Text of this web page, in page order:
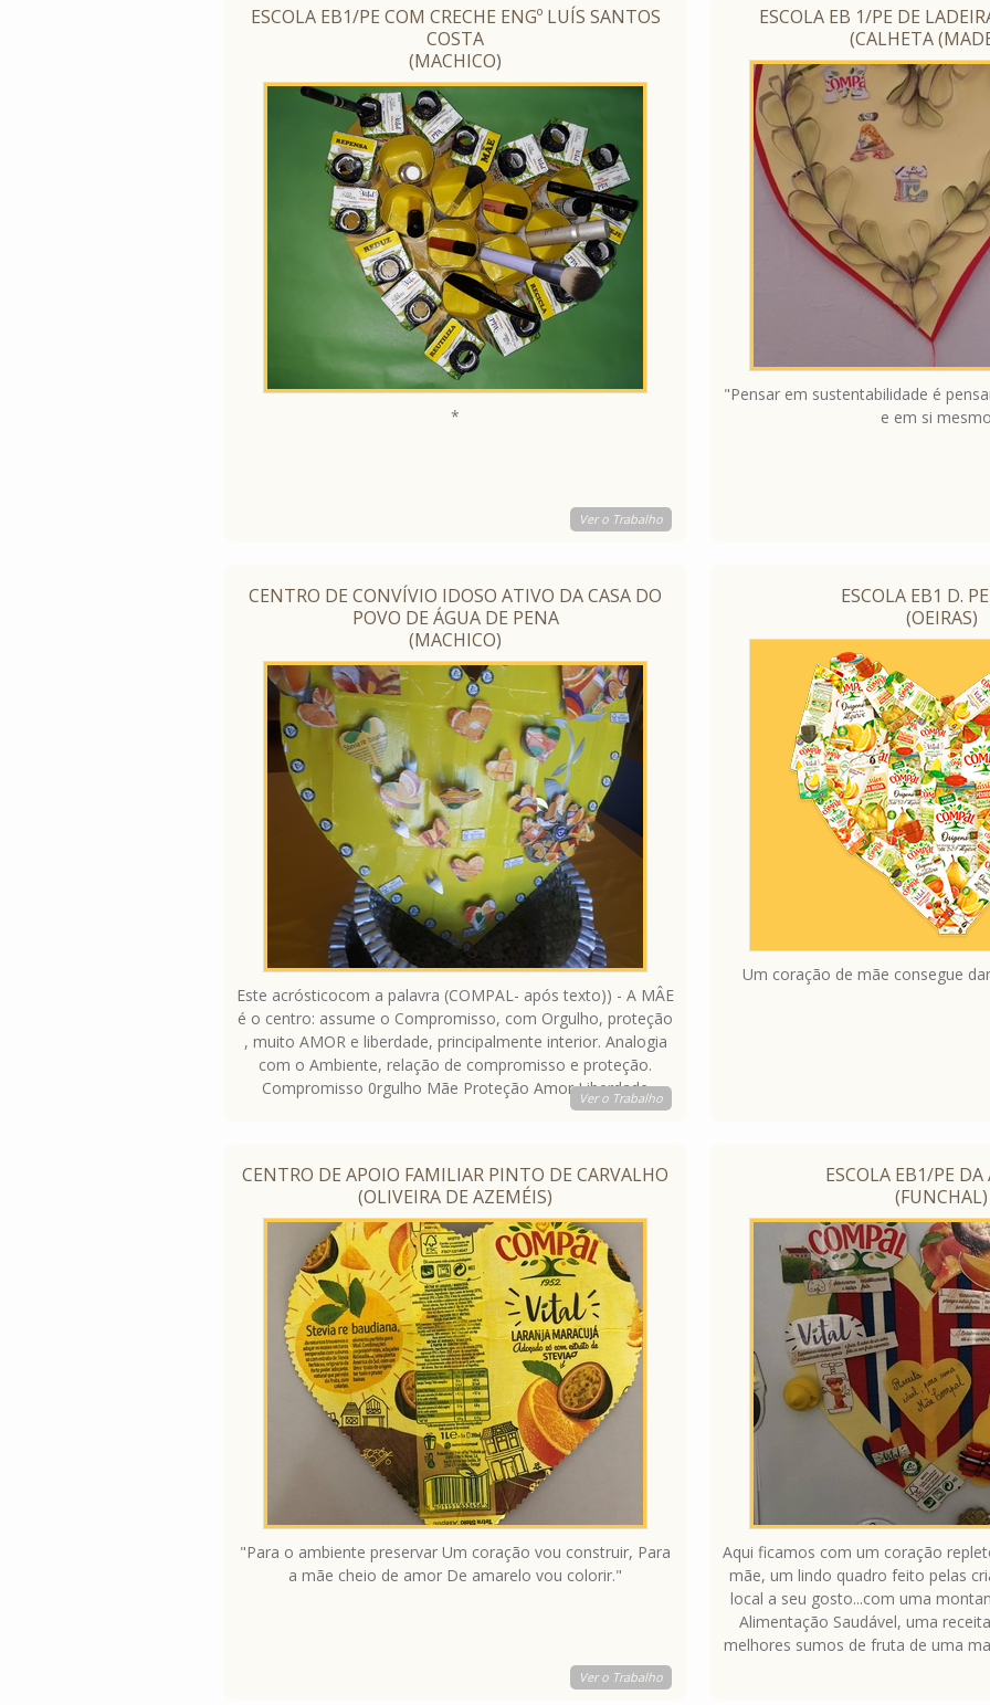
ESCOLA EB1/PE COM CRECHE ENGº LUÍS SANTOS
COSTA
(MACHICO)
*
Ver o Trabalho
ESCOLA EB 1/PE DE
(CALHETA
"Pensar em sustentabilidade é
e em si
CENTRO DE CONVÍVIO IDOSO ATIVO DA CASA DO
POVO DE ÁGUA DE PENA
(MACHICO)
Este acrósticocom a palavra (COMPAL- após texto)) - A MÂE
é o centro: assume o Compromisso, com Orgulho, proteção
, muito AMOR e liberdade, principalmente interior. Analogia
com o Ambiente, relação de compromisso e proteção.
Compromisso 0rgulho Mãe Proteção Amor Liberdade
Ver o Trabalho
ESCOLA EB1 D.
(OEIRAS)
Um coração de mãe consegue
CENTRO DE APOIO FAMILIAR PINTO DE CARVALHO
(OLIVEIRA DE AZEMÉIS)
"Para o ambiente preservar Um coração vou construir, Para
a mãe cheio de amor De amarelo vou colorir."
Ver o Trabalho
ESCOLA EB1/PE DA
(FUNCHAL)
Aqui ficamos com um coração
mãe, um lindo quadro feito pelas
local a seu gosto...com uma
Alimentação Saudável, uma
melhores sumos de fruta de uma
Ambiente, a utilização de material
tinha uso e